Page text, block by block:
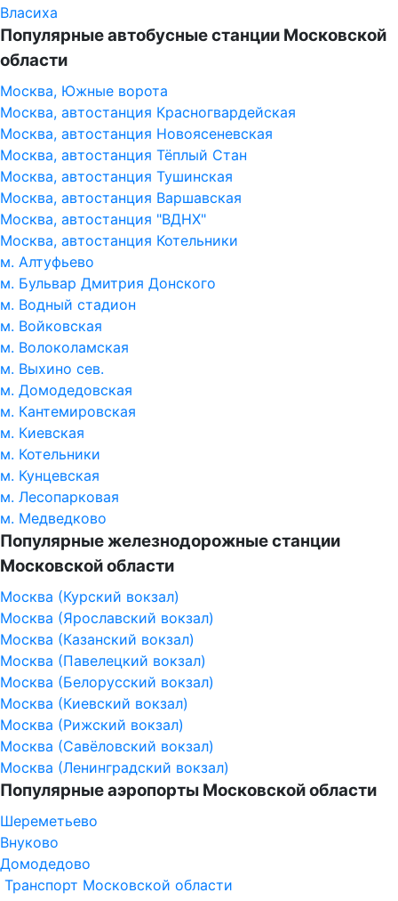
Власиха
Популярные автобусные станции Московской
области
Москва, Южные ворота
Москва, автостанция Красногвардейская
Москва, автостанция Новоясеневская
Москва, автостанция Тёплый Стан
Москва, автостанция Тушинская
Москва, автостанция Варшавская
Москва, автостанция "ВДНХ"
Москва, автостанция Котельники
м. Алтуфьево
м. Бульвар Дмитрия Донского
м. Водный стадион
м. Войковская
м. Волоколамская
м. Выхино сев.
м. Домодедовская
м. Кантемировская
м. Киевская
м. Котельники
м. Кунцевская
м. Лесопарковая
м. Медведково
Популярные железнодорожные станции
Московской области
Москва (Курский вокзал)
Москва (Ярославский вокзал)
Москва (Казанский вокзал)
Москва (Павелецкий вокзал)
Москва (Белорусский вокзал)
Москва (Киевский вокзал)
Москва (Рижский вокзал)
Москва (Савёловский вокзал)
Москва (Ленинградский вокзал)
Популярные аэропорты Московской области
Шереметьево
Внуково
Домодедово
Транспорт Московской области